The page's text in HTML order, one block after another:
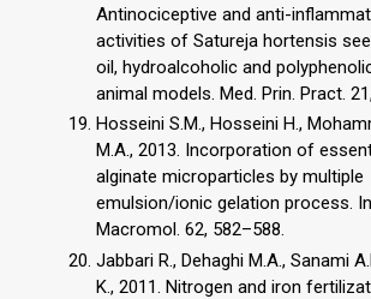
Antinociceptive and anti-
activities of Satureja hortensis
oil, hydroalcoholic and
animal models. Med. Prin. Pract.
Hosseini S.M., Hosseini H.,
M.A., 2013. Incorporation of
alginate microparticles by multiple
emulsion/ionic gelation process.
Macromol. 62, 582–588.
Jabbari R., Dehaghi M.A., Sanami
K., 2011. Nitrogen and iron